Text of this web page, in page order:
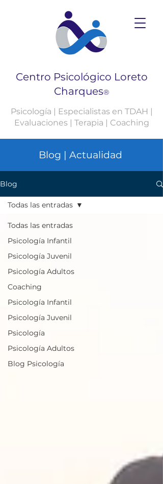
Centro Psicológico Loreto
Charques®
Psicología | Especialistas en TDAH |
Evaluaciones | Terapia | Coaching
Blog | Actualidad
Blog
Todas las entradas
Psicología Infantil
Psicología Juvenil
Psicología Adultos
Coaching
Psicología Infantil
Psicología Juvenil
Psicología
Psicología Adultos
Blog Psicología
Todas las entradas